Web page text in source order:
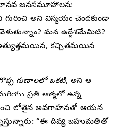
మానవ జనసమూహాలను
గురించి అని విస్మయం చెందకుండా
మన ఉద్దేశమేమిటి?
కచ్చితమయిన
గుణాలలో ఒకటి, అని ఆ
ప్రతి ఆత్మలో ఉన్న
లోతైన అవగాహనతో ఆయన
“ఈ దివ్య బహుమతితో